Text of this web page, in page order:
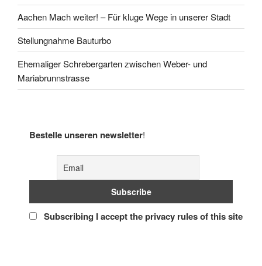
Aachen Mach weiter! – Für kluge Wege in unserer Stadt
Stellungnahme Bauturbo
Ehemaliger Schrebergarten zwischen Weber- und
Mariabrunnstrasse
Bestelle unseren newsletter!
Subscribing I accept the privacy rules of this site